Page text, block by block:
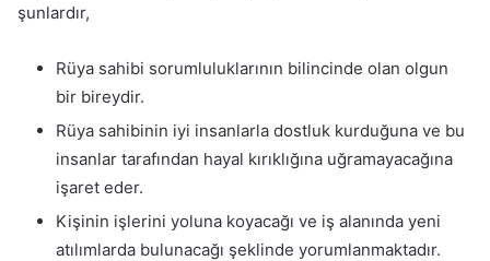
şunlardır,
Rüya sahibi sorumluluklarının bilincinde olan olgun
bir bireydir.
Rüya sahibinin iyi insanlarla dostluk kurduğuna ve bu
insanlar tarafından hayal kırıklığına uğramayacağına
işaret eder.
Kişinin işlerini yoluna koyacağı ve iş alanında yeni
atılımlarda bulunacağı şeklinde yorumlanmaktadır.